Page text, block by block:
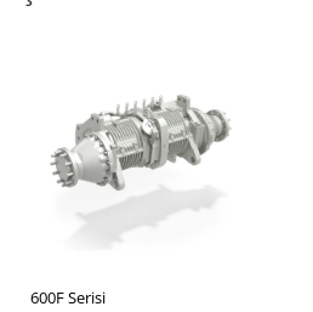
600F Serisi